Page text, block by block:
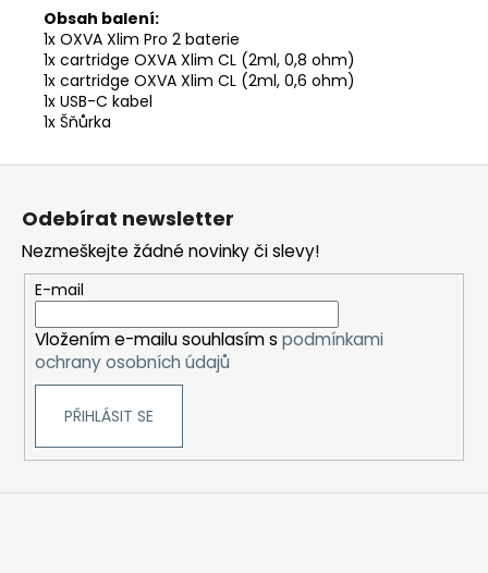
Obsah balení:
1x OXVA Xlim Pro 2 baterie
1x cartridge OXVA Xlim CL (2ml, 0,8 ohm)
1x cartridge OXVA Xlim CL (2ml, 0,6 ohm)
1x USB-C kabel
1x Šňůrka
Odebírat newsletter
Nezmeškejte žádné novinky či slevy!
E-mail
Vložením e-mailu souhlasím s podmínkami
ochrany osobních údajů
PŘIHLÁSIT SE